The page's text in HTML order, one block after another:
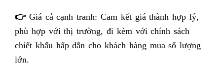
👉 Giá cả cạnh tranh: Cam kết giá thành hợp lý,
phù hợp với thị trường, đi kèm với chính sách
chiết khấu hấp dẫn cho khách hàng mua số lượng
lớn.